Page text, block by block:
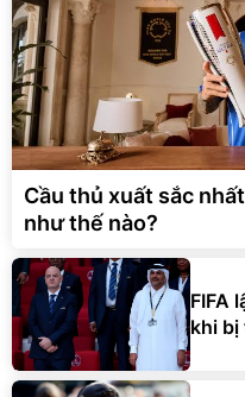
Cầu thủ xuất sắc
như thế nào?
FIFA
khi bị